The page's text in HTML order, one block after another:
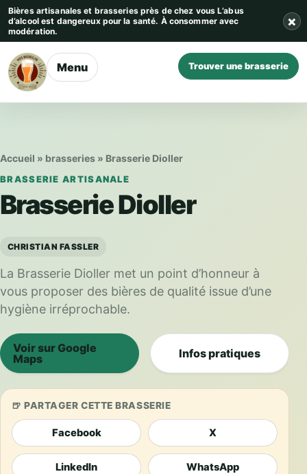
Aller au contenu
Bières artisanales et brasseries près de chez vous L’abus
d’alcool est dangereux pour la santé. À consommer avec
modération.
×
Menu Trouver une brasserie
Accueil » brasseries » Brasserie Dioller
BRASSERIE ARTISANALE
Brasserie Dioller
CHRISTIAN FASSLER
La Brasserie Dioller met un point d’honneur à
vous proposer des bières de qualité issue d’une
hygiène irréprochable.
Voir sur Google
Maps
Infos pratiques
PARTAGER CETTE BRASSERIE
Facebook X
LinkedIn WhatsApp